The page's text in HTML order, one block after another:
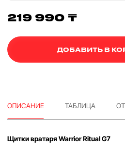
219 990 ₸
ДОБАВИТЬ В
ОПИСАНИЕ ТАБЛИЦА
Щитки вратаря Warrior Ritual G7